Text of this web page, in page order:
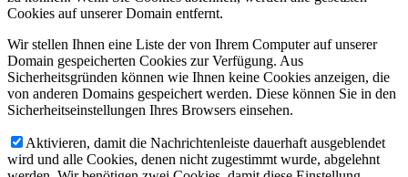
Cookies auf unserer Domain entfernt.
Wir stellen Ihnen eine Liste der von Ihrem Computer auf unserer
Domain gespeicherten Cookies zur Verfügung. Aus
Sicherheitsgründen können wie Ihnen keine Cookies anzeigen, die
von anderen Domains gespeichert werden. Diese können Sie in den
Sicherheitseinstellungen Ihres Browsers einsehen.
Aktivieren, damit die Nachrichtenleiste dauerhaft ausgeblendet
wird und alle Cookies, denen nicht zugestimmt wurde, abgelehnt